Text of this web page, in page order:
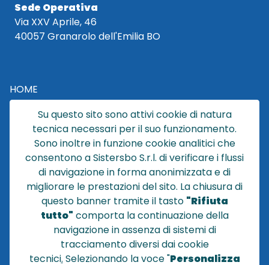
Sede Operativa
Via XXV Aprile, 46
40057 Granarolo dell'Emilia BO
HOME
CATALOGO
CHI SIAMO
NEWS
CONTATTACI
CONDIZIONI DI VENDITA
POLICY PRIVACY
NOTE LEGALI
Su questo sito sono attivi cookie di natura
tecnica necessari per il suo funzionamento.
Sono inoltre in funzione cookie analitici che
consentono a Sistersbo S.r.l. di verificare i flussi
di navigazione in forma anonimizzata e di
migliorare le prestazioni del sito. La chiusura di
questo banner tramite il tasto "Rifiuta
tutto" comporta la continuazione della
navigazione in assenza di sistemi di
tracciamento diversi dai cookie
tecnici. Selezionando la voce "Personalizza